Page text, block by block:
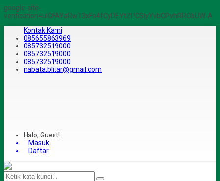
google-site-
verification=ulGFAYaRwT3xFs4fCyDEYtZPCSlyYvbOPvhRRObUW-A
Kontak Kami
085655863969
085732519000
085732519000
085732519000
nabata.blitar@gmail.com
Halo, Guest!
Masuk
Daftar